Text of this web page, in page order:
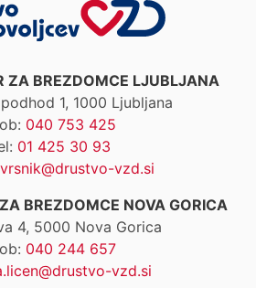
ZA BREZDOMCE LJUBLJANA
1, 1000 Ljubljana
040 753 425
01 425 30 93
vzd.si
BREZDOMCE NOVA GORICA
4, 5000 Nova Gorica
040 244 657
vzd.si